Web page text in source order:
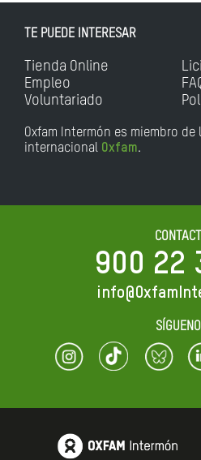
TE PUEDE INTERESAR
Tienda Online
Empleo
Voluntariado
Oxfam Intermón es miembro
internacional Oxfam.
900 22